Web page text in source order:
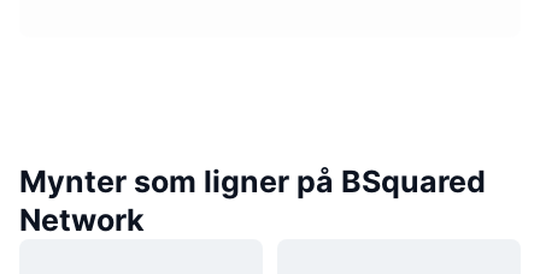
Mynter som ligner på BSquared
Network